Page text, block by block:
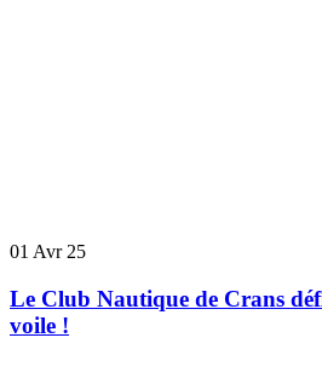
01 Avr 25
Le Club Nautique de Crans
voile !